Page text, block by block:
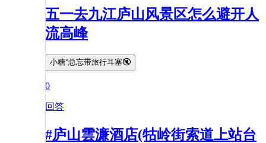
五一去九江庐山风景区怎么避开人
流高峰
小糖°总忘带旅行耳塞🔇
0
回答
#庐山雲濂酒店(牯岭街索道上站台